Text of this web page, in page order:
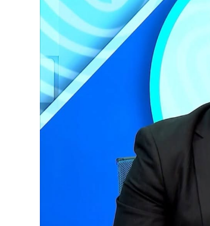
ብልፅግና ፓርቲ የምርጫ ውክልናውን
ተጨባጭ የልማት ስኬቶች ለመቀየር
August 7, 2026
2ኛው የአዲስ ሚዲያ
ሠራተኞች ስፖርት
አሸናፊነት ተጠናቀቀ
August 1, 2026